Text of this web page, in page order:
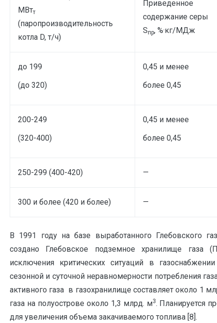
МВтт
(паропроизводительность
котла D, т/ч)
Приведенное
содержание серы
Sпр, %·кг/МДж
до 199
(до 320)
0,45 и менее
более 0,45
200-249
(320-400)
0,45 и менее
более 0,45
250-299 (400-420) —
300 и более (420 и более) —
В 1991 году на базе выработанного Глебовского
создано Глебовское подземное хранилище
исключения критических ситуаций в
сезонной и суточной неравномерности потребления
активного газа в газохранилище составляет около 1
газа на полуострове около 1,3 млрд. м3. Планируется
для увеличения объема закачиваемого топлива [8].